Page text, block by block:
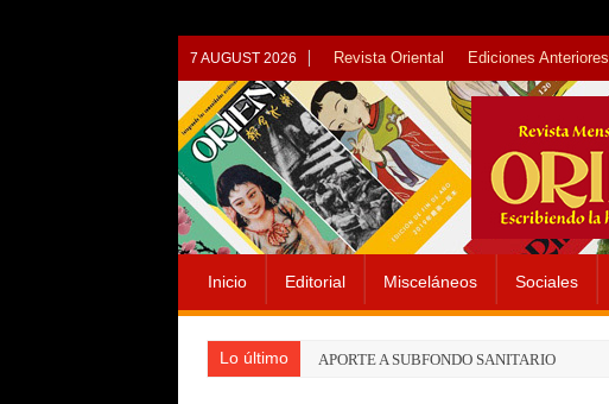
7 AUGUST 2026 Revista Oriental Ediciones Anteriores
Inicio Editorial Misceláneos Sociales
Lo último APORTE A SUBFONDO SANITARIO